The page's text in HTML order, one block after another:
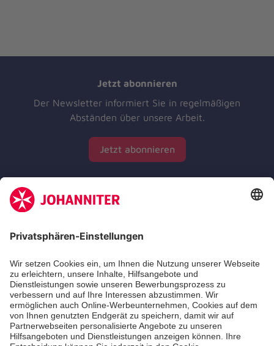
Jetzt abonnieren
Der Newsletter informiert Sie in regelmäßigen
Abständen über unsere Arbeit.
Jetzt abonnieren
Zertifizierung der Johanniter-Unfall-Hilfe e.V.
Die Johanniter GmbH führt das Spendenzertifikat
des Deutschen Spendenrats e.V.